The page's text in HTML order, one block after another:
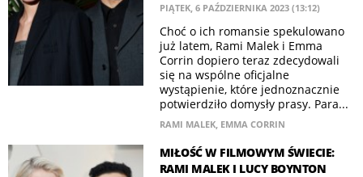
PIĄTEK, 6 PAŹDZIERNIKA 2023 (13:12)
Choć o ich romansie spekulowano
już latem, Rami Malek i Emma
Corrin dopiero teraz zdecydowali
się na wspólne oficjalne
wystąpienie, które jednoznacznie
potwierdziło domysły prasy. Para...
RAMI MALEK, EMMA CORRIN
MIŁOŚĆ W FILMOWYM ŚWIECIE:
RAMI MALEK I LUCY BOYNTON